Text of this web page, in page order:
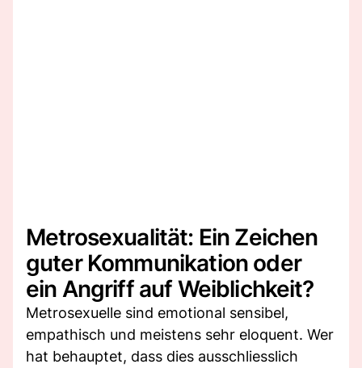
Metrosexualität: Ein Zeichen
guter Kommunikation oder
ein Angriff auf Weiblichkeit?
Metrosexuelle sind emotional sensibel,
empathisch und meistens sehr eloquent. Wer
hat behauptet, dass dies ausschliesslich